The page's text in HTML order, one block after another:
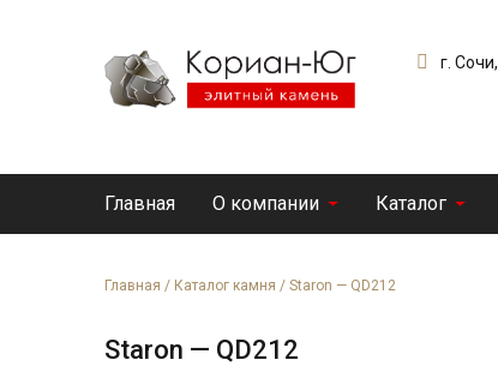
г.
Главная О компании Каталог
Главная / Каталог камня / Staron — QD212
Staron — QD212